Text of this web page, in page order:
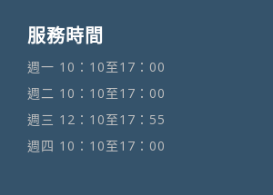
服務時間
週一 10：10至17：00
週二 10：10至17：00
週三 12：10至17：55
週四 10：10至17：00